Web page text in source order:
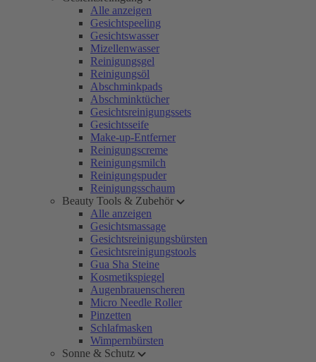
Alle anzeigen
Gesichtspeeling
Gesichtswasser
Mizellenwasser
Reinigungsgel
Reinigungsöl
Abschminkpads
Abschminktücher
Gesichtsreinigungssets
Gesichtsseife
Make-up-Entferner
Reinigungscreme
Reinigungsmilch
Reinigungspuder
Reinigungsschaum
Beauty Tools & Zubehör
Alle anzeigen
Gesichtsmassage
Gesichtsreinigungsbürsten
Gesichtsreinigungstools
Gua Sha Steine
Kosmetikspiegel
Augenbrauenscheren
Micro Needle Roller
Pinzetten
Schlafmasken
Wimpernbürsten
Sonne & Schutz